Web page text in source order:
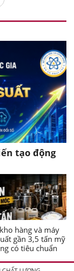
tạo động
hàng và máy
gần 3,5 tấn mỹ
có tiêu chuẩn